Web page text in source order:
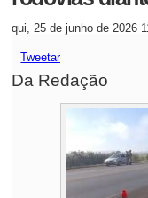
qui, 25 de junho de 2026
Tweetar
Da Redação